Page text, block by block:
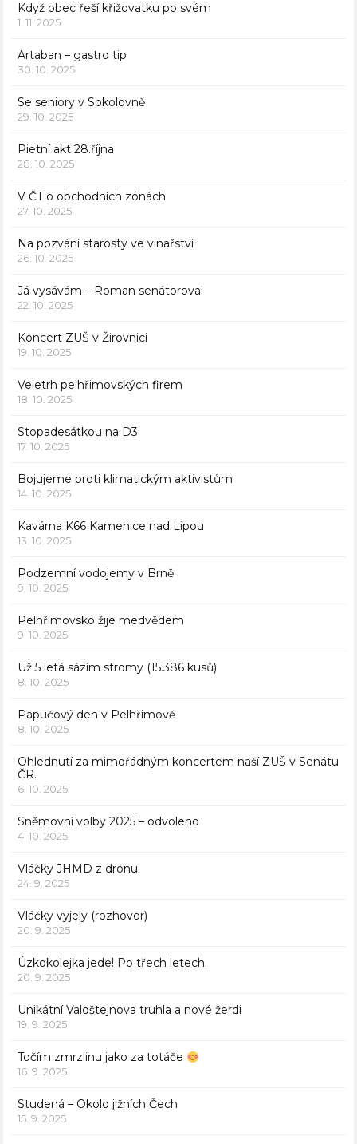
Když obec řeší křižovatku po svém
1. 11. 2025
Artaban – gastro tip
30. 10. 2025
Se seniory v Sokolovně
29. 10. 2025
Pietní akt 28.října
28. 10. 2025
V ČT o obchodních zónách
27. 10. 2025
Na pozvání starosty ve vinařství
26. 10. 2025
Já vysávám – Roman senátoroval
22. 10. 2025
Koncert ZUŠ v Žirovnici
19. 10. 2025
Veletrh pelhřimovských firem
18. 10. 2025
Stopadesátkou na D3
17. 10. 2025
Bojujeme proti klimatickým aktivistům
14. 10. 2025
Kavárna K66 Kamenice nad Lipou
13. 10. 2025
Podzemní vodojemy v Brně
9. 10. 2025
Pelhřimovsko žije medvědem
9. 10. 2025
Už 5 letá sázím stromy (15.386 kusů)
8. 10. 2025
Papučový den v Pelhřimově
8. 10. 2025
Ohlednutí za mimořádným koncertem naší ZUŠ v Senátu
ČR.
6. 10. 2025
Sněmovní volby 2025 – odvoleno
4. 10. 2025
Vláčky JHMD z dronu
24. 9. 2025
Vláčky vyjely (rozhovor)
20. 9. 2025
Úzkokolejka jede! Po třech letech.
20. 9. 2025
Unikátní Valdštejnova truhla a nové žerdi
19. 9. 2025
Točím zmrzlinu jako za totáče
16. 9. 2025
Studená – Okolo jižních Čech
15. 9. 2025